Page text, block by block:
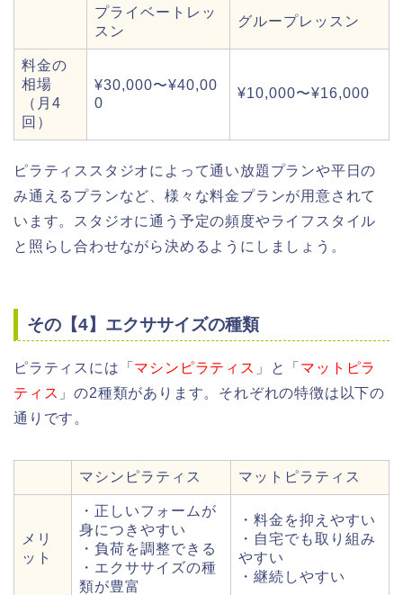
プライベートレッ
スン
グループレッスン
料金の
相場
（月4
回）
¥30,000〜¥40,00
0
¥10,000〜¥16,000
ピラティススタジオによって通い放題プランや平日の
み通えるプランなど、様々な料金プランが用意されて
います。スタジオに通う予定の頻度やライフスタイル
と照らし合わせながら決めるようにしましょう。
その【4】エクササイズの種類
ピラティスには「 マシンピラティス 」と「 マットピラ
ティス 」の2種類があります。それぞれの特徴は以下の
通りです。
マシンピラティス マットピラティス
メリ
ット
・正しいフォームが
身につきやすい
・負荷を調整できる
・エクササイズの種
類が豊富
・料金を抑えやすい
・自宅でも取り組み
やすい
・継続しやすい